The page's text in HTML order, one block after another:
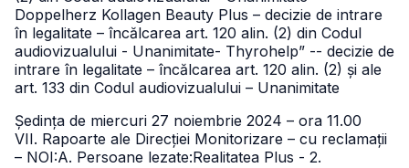
Doppelherz Kollagen Beauty Plus – decizie de intrare
în legalitate – încălcarea art. 120 alin. (2) din Codul
audiovizualului - Unanimitate- Thyrohelp” -- decizie de
intrare în legalitate – încălcarea art. 120 alin. (2) și ale
art. 133 din Codul audiovizualului – Unanimitate
Ședința de miercuri 27 noiembrie 2024 – ora 11.00
VII. Rapoarte ale Direcției Monitorizare – cu reclamații
– NOI:A. Persoane lezate:Realitatea Plus - 2.